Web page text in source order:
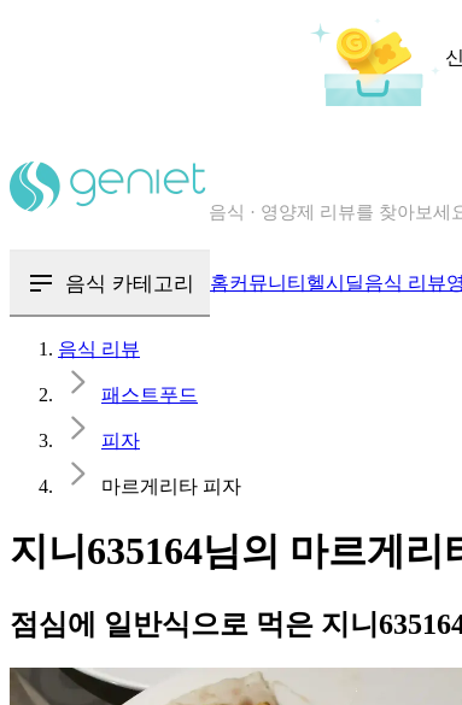
칼로리와 영양성분을 검색해보
음식 · 영양제 리뷰를 찾아보세
음식 카테고리 홈커뮤니티 헬시딜음식 리뷰
음식 리뷰
패스트푸드
피자
마르게리타 피자
지니635164님의 마르게리
점심에 일반식으로 먹은 지니